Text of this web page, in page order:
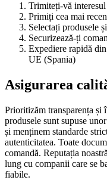
Trimiteți-vă
Primiți cea mai
Selectați produsele
Securizează-ți
Expediere rapidă
UE (Spania)
Asigurarea
Prioritizăm transparența și
produsele sunt supuse
și menținem standarde
autenticitatea. Toate
comandă. Reputația
lung cu companii care se
fiabile.